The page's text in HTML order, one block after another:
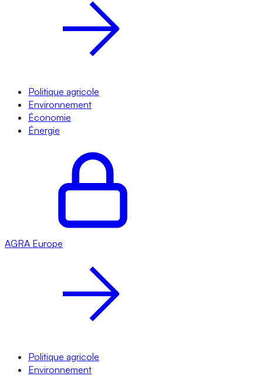
Politique agricole
Environnement
Économie
Énergie
AGRA Europe
Politique agricole
Environnement